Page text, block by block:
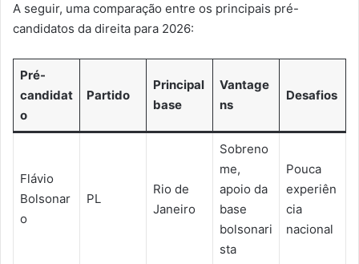
A seguir, uma comparação entre os principais pré-
candidatos da direita para 2026:
Pré-
candidat
o
Partido
Principal
base
Vantage
ns
Desafios
Flávio
Bolsonar
o
PL
Rio de
Janeiro
Sobreno
me,
apoio da
base
bolsonari
sta
Pouca
experiên
cia
nacional